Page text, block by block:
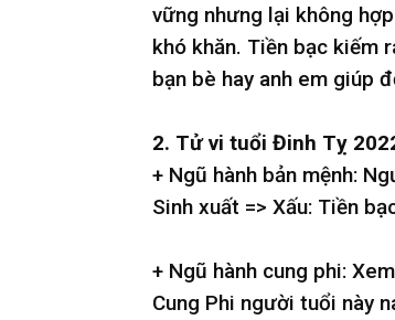
vững nhưng lại không
khó khăn. Tiền bạc kiếm
bạn bè hay anh em giúp
2. Tử vi tuổi Đinh Tỵ
+ Ngũ hành bản mệnh:
Sinh xuất => Xấu: Tiền
+ Ngũ hành cung phi:
Cung Phi người tuổi này